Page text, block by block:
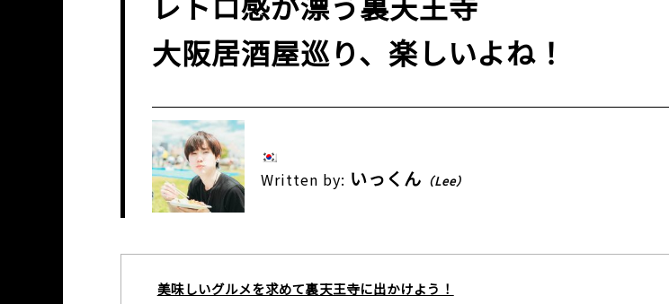
大阪居酒屋巡り、楽しいよね！
Written by: いっくん （Lee）
美味しいグルメを求めて裏天王寺に出かけよう！